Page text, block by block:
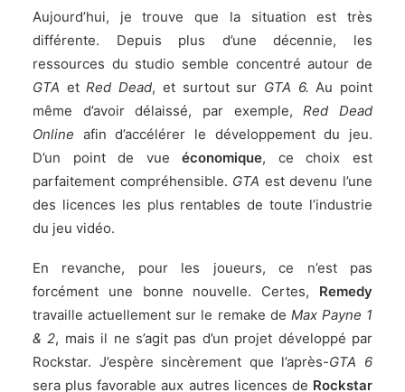
Aujourd’hui, je trouve que la situation est très
différente. Depuis plus d’une décennie, les
ressources du studio semble concentré autour de
GTA etRed Dead, et surtout sur GTA 6. Au point
même d’avoir délaissé, par exemple,Red Dead
Online afin d’accélérer le développement du jeu.
D’un point de vueéconomique, ce choix est
parfaitement compréhensible. GTA est devenu l’une
des licences les plus rentables de toute l’industrie
du jeu vidéo.
En revanche, pour les joueurs, ce n’est pas
forcément une bonne nouvelle. Certes, Remedy
travaille actuellement sur le remake de Max Payne 1
& 2, mais il ne s’agit pas d’un projet développé par
Rockstar. J’espère sincèrement que l’après-GTA 6
sera plus favorable aux autres licences de Rockstar